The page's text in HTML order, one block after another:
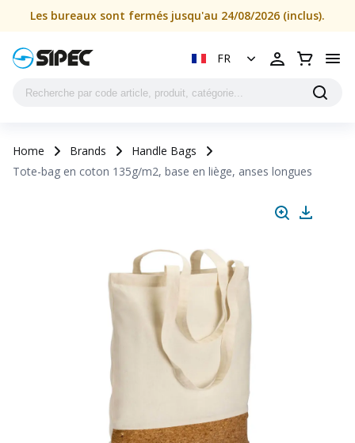
Les bureaux sont fermés jusqu'au 24/08/2026 (inclus).
FR
Home Brands
Handle Bags
Tote-bag en coton 135g/m2, base en liège, anses longues